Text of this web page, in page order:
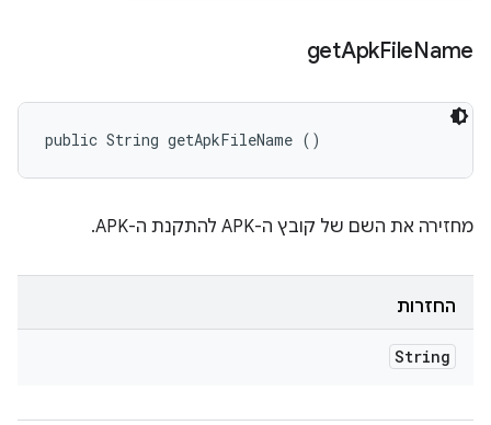
getApkFileName
public String getApkFileName ()
מחזירה את השם של קובץ ה-APK להתקנת ה-APK.
החזרות
String